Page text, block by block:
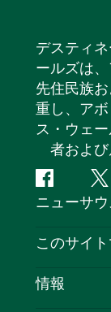
デスティ
ールズは
先住民族
重し、ア
ス・ウェ
者および
フ
ェ
ス
ッ
ツ
イ
タ
ニューサ
お問い合わ
このサイ
目的地
情報